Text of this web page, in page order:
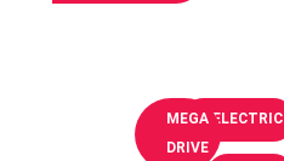
LSELECTRIC
MEGA
DRIVE